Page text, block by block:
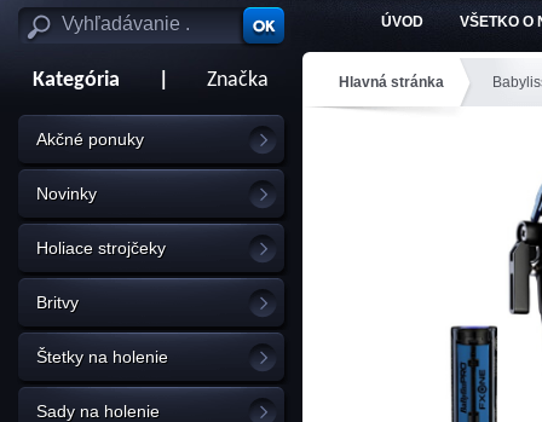
ÚVOD VŠETKO O
Kategória Značka
Akčné ponuky
Novinky
Holiace strojčeky
Britvy
Štetky na holenie
Sady na holenie
Hlavná stránka